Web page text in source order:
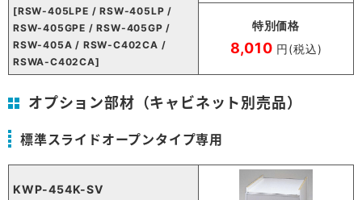
[RSW-405LPE / RSW-405LP /
RSW-405GPE / RSW-405GP /
RSW-405A / RSW-C402CA /
RSWA-C402CA]
特別価格
8,010 円(税込)
オプション部材（キャビネット別売品）
標準スライドオープンタイプ専用
KWP-454K-SV